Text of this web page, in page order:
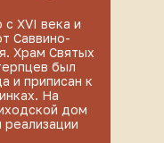
с XVI века и
Саввино-
Храм Святых
был
и приписан к
На
дом